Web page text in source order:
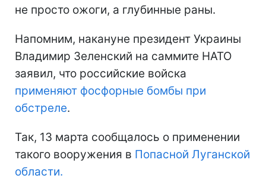
не просто ожоги, а глубинные раны.
Напомним, накануне президент Украины
Владимир Зеленский на саммите НАТО
заявил, что российские войска
применяют фосфорные бомбы при
обстреле.
Так, 13 марта сообщалось о применении
такого вооружения в Попасной Луганской
области.